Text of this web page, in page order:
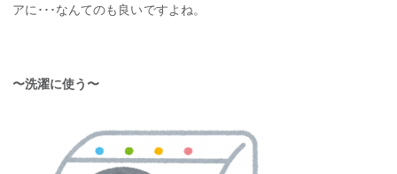
アに･･･なんてのも良いですよね。
〜洗濯に使う〜